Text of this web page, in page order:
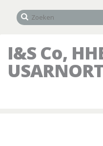
I&S Co,